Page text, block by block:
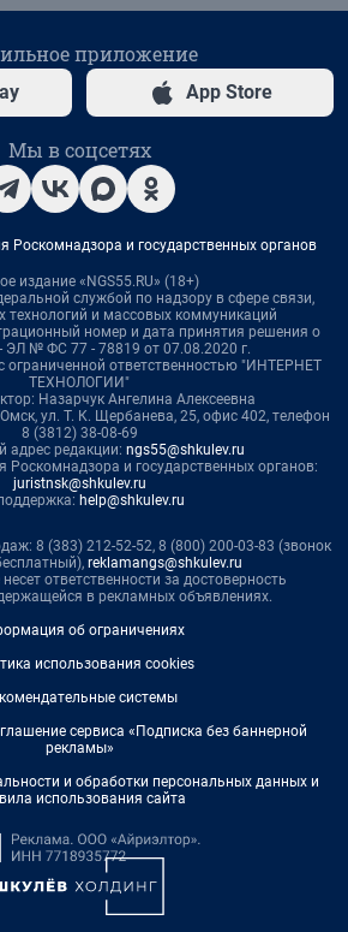
приложение
App Store
Мы в соцсетях
Роскомнадзора и государственных органов
издание «NGS55.RU» (18+)
службой по надзору в сфере связи,
и массовых коммуникаций
номер и дата принятия решения о
ЭЛ № ФС 77 - 78819 от 07.08.2020 г.
ограниченной ответственностью "ИНТЕРНЕТ
ТЕХНОЛОГИИ"
Назарчук Ангелина Алексеевна
ул. Т. К. Щербанева, 25, офис 402, телефон
8 (3812) 38-08-69
адрес редакции: ngs55@shkulev.ru
Роскомнадзора и государственных органов:
juristnsk@shkulev.ru
help@shkulev.ru
8 (383) 212-52-52, 8 (800) 200-03-83 (звонок
reklamangs@shkulev.ru
ответственности за достоверность
в рекламных объявлениях.
об ограничениях
использования cookies
системы
сервиса «Подписка без баннерной
рекламы»
и обработки персональных данных и
использования сайта